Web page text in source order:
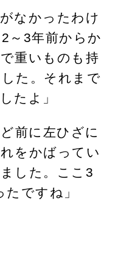
なかったわけ
～3年前からか
重いものも持
た。それまで
たよ」
前に左ひざに
をかばってい
した。ここ3
ですね」